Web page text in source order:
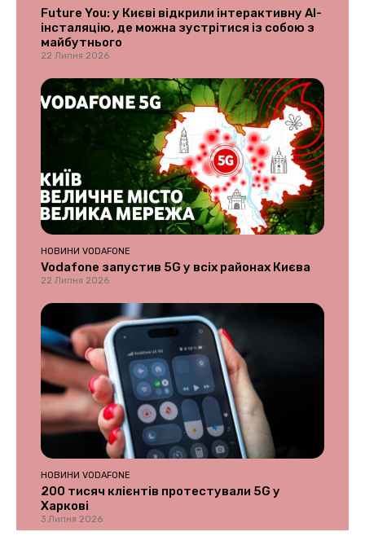
Future You: у Києві відкрили інтерактивну AI-
інсталяцію, де можна зустрітися із собою з
майбутнього
22 Липня 2026
НОВИНИ VODAFONE
Vodafone запустив 5G у всіх районах Києва
22 Липня 2026
НОВИНИ VODAFONE
200 тисяч клієнтів протестували 5G у
Харкові
3 Липня 2026